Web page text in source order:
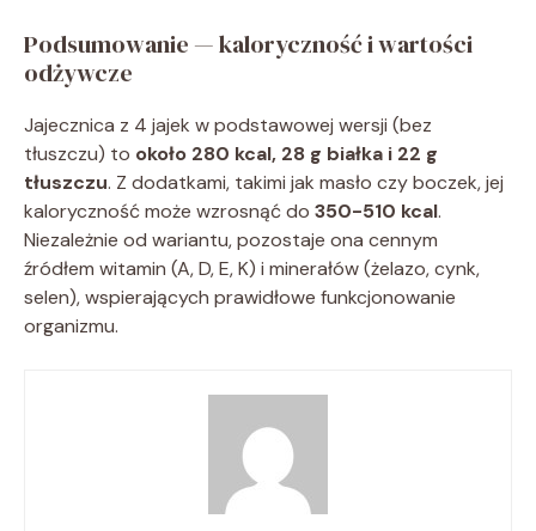
Podsumowanie — kaloryczność i wartości
odżywcze
Jajecznica z 4 jajek w podstawowej wersji (bez
tłuszczu) to około 280 kcal, 28 g białka i 22 g
tłuszczu. Z dodatkami, takimi jak masło czy boczek, jej
kaloryczność może wzrosnąć do 350-510 kcal.
Niezależnie od wariantu, pozostaje ona cennym
źródłem witamin (A, D, E, K) i minerałów (żelazo, cynk,
selen), wspierających prawidłowe funkcjonowanie
organizmu.